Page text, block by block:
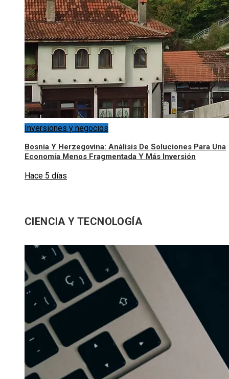
Inversiones y negocios
Bosnia Y Herzegovina: Análisis De Soluciones Para Una
Economía Menos Fragmentada Y Más Inversión
Hace 5 días
CIENCIA Y TECNOLOGÍA